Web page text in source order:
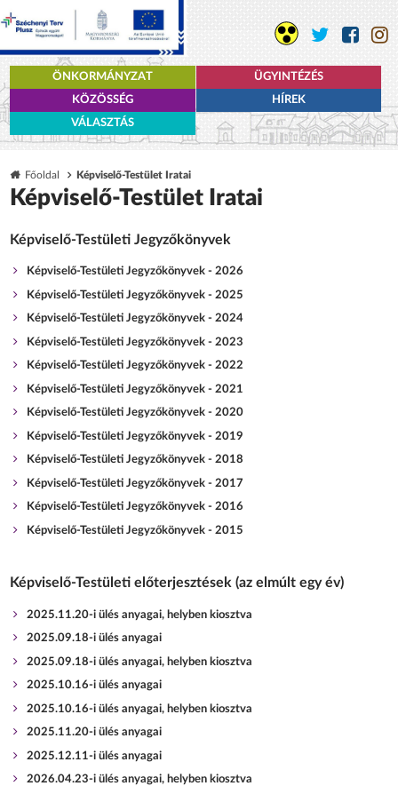
ÖNKORMÁNYZAT
ÜGYINTÉZÉS
KÖZÖSSÉG
HÍREK
VÁLASZTÁS
Főoldal Képviselő-Testület Iratai
Képviselő-Testület Iratai
Képviselő-Testületi Jegyzőkönyvek
Képviselő-Testületi Jegyzőkönyvek - 2026
Képviselő-Testületi Jegyzőkönyvek - 2025
Képviselő-Testületi Jegyzőkönyvek - 2024
Képviselő-Testületi Jegyzőkönyvek - 2023
Képviselő-Testületi Jegyzőkönyvek - 2022
Képviselő-Testületi Jegyzőkönyvek - 2021
Képviselő-Testületi Jegyzőkönyvek - 2020
Képviselő-Testületi Jegyzőkönyvek - 2019
Képviselő-Testületi Jegyzőkönyvek - 2018
Képviselő-Testületi Jegyzőkönyvek - 2017
Képviselő-Testületi Jegyzőkönyvek - 2016
Képviselő-Testületi Jegyzőkönyvek - 2015
Képviselő-Testületi előterjesztések (az elmúlt egy év)
2025.11.20-i ülés anyagai, helyben kiosztva
2025.09.18-i ülés anyagai
2025.09.18-i ülés anyagai, helyben kiosztva
2025.10.16-i ülés anyagai
2025.10.16-i ülés anyagai, helyben kiosztva
2025.11.20-i ülés anyagai
2025.12.11-i ülés anyagai
2026.04.23-i ülés anyagai, helyben kiosztva